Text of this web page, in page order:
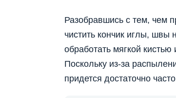
Разобравшись с тем, чем
чистить кончик иглы, швы
обработать мягкой
Поскольку из-за
придется достаточно